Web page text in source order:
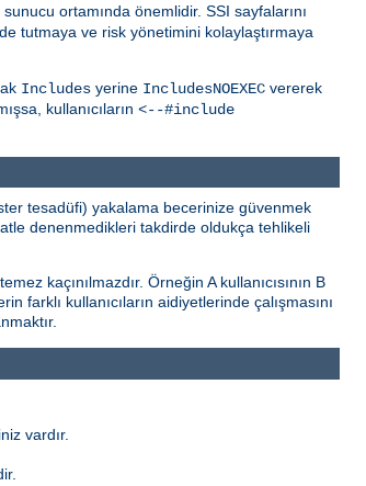
ortamında önemlidir. SSI sayfalarını
tutmaya ve risk yönetimini kolaylaştırmaya
Includes yerine IncludesNOEXEC vererek
kullanıcıların <--#include
tesadüfi) yakalama becerinize güvenmek
denenmedikleri takdirde oldukça tehlikeli
kaçınılmazdır. Örneğin A kullanıcısının B
farklı kullanıcıların aidiyetlerinde çalışmasını
vardır.